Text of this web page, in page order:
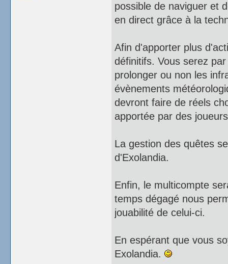
possible de naviguer et
en direct grâce à la
Afin d'apporter plus
définitifs. Vous serez
prolonger ou non les
évènements
devront faire de réels
apportée par des
La gestion des quêtes
d'Exolandia.
Enfin, le multicompte
temps dégagé nous
jouabilité de celui-ci.
En espérant que vous
Exolandia.